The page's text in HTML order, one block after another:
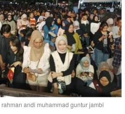
andi muhammad guntur jambi